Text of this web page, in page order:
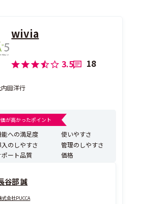
wivia
3.5 18
田洋行
が高かったポイント
能への満足度
使いやすさ
入のしやすさ
管理のしやすさ
ポート品質
価格
谷部 誠
式会社PUCCA